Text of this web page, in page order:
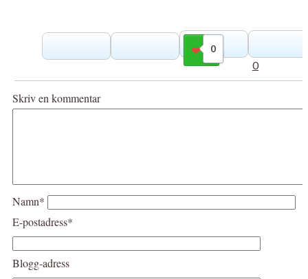
0
Gilla
0
Skriv en kommentar
Namn*
E-postadress*
Blogg-adress